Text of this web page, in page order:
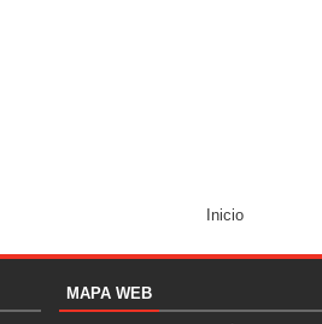
Inicio
MAPA WEB